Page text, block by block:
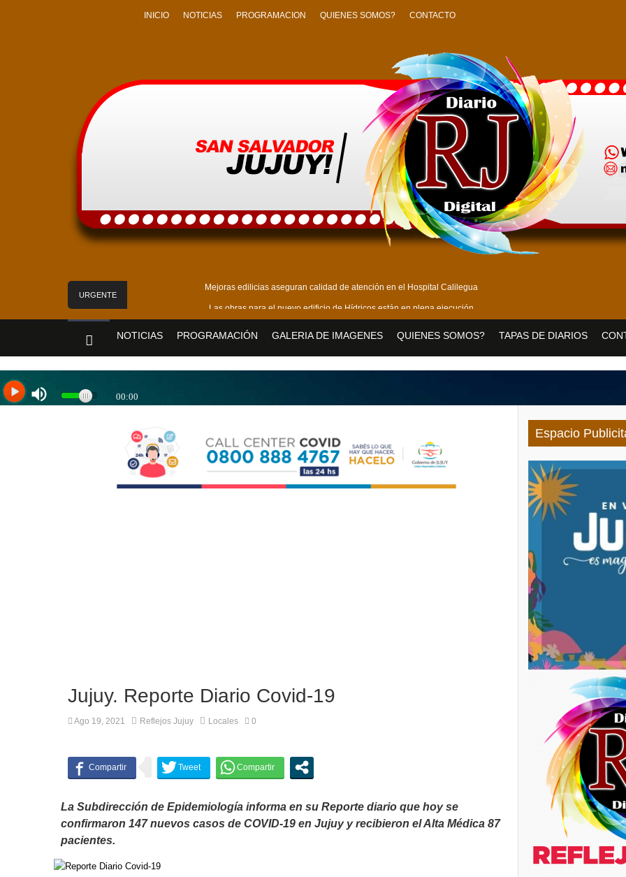
INICIO NOTICIAS PROGRAMACION QUIENES SOMOS? CONTACTO
URGENTE
Mejoras edilicias aseguran calidad de atención en el Hospital Calilegua
Las obras para el nuevo edificio de Hídricos están en plena ejecución
«Jujuy sin barreras» se despliega en Alto Comedero con servicios de Salud para personas con discapacidad
Yoga y arte: el Cabildo ofrece una jornada gratuita para las vacaciones de invierno
NOTICIAS PROGRAMACIÓN GALERIA DE IMAGENES QUIENES SOMOS? TAPAS DE DIARIOS
Jujuy. Reporte Diario Covid-19
Ago 19, 2021 Reflejos Jujuy Locales 0
La Subdirección de Epidemiología informa en su Reporte diario que hoy se
confirmaron 147 nuevos casos de COVID-19 en Jujuy y recibieron el Alta Médica 87
pacientes.
Espacio